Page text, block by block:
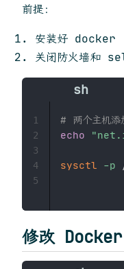
前提：
安装好 docker
关闭防火墙和
# 两个主机添
echo
sysctl -p
1
2
3
4
5
修改